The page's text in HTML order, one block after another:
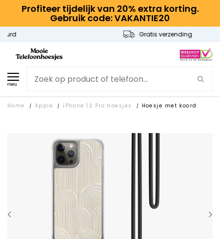
Profiteer tijdelijk van 20% extra korting.
Gebruik code: VAKANTIE20
Gratis verzending
menu
Home / Apple / iPhone 12 Pro hoesjes / Hoesje met koord